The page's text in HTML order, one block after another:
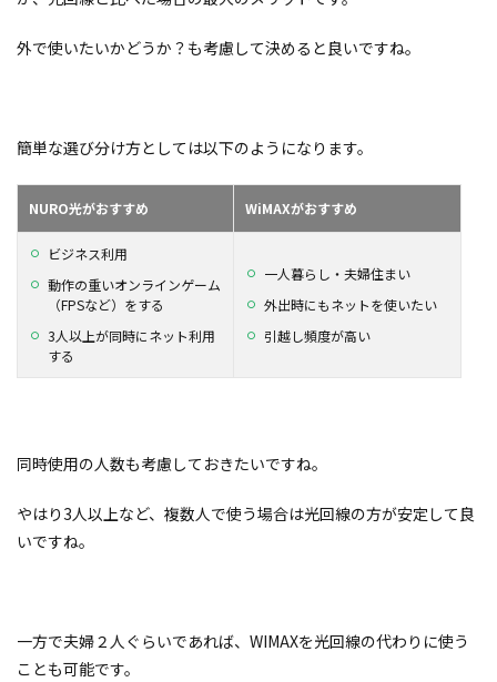
外で使いたいかどうか？も考慮して決めると良いですね。
簡単な選び分け方としては以下のようになります。
NURO光がおすすめ WiMAXがおすすめ
ビジネス利用
動作の重いオンラインゲーム
（FPSなど）をする
3人以上が同時にネット利用
する
一人暮らし・夫婦住まい
外出時にもネットを使いたい
引越し頻度が高い
同時使用の人数も考慮しておきたいですね。
やはり3人以上など、複数人で使う場合は光回線の方が安定して良
いですね。
一方で夫婦２人ぐらいであれば、WIMAXを光回線の代わりに使う
ことも可能です。